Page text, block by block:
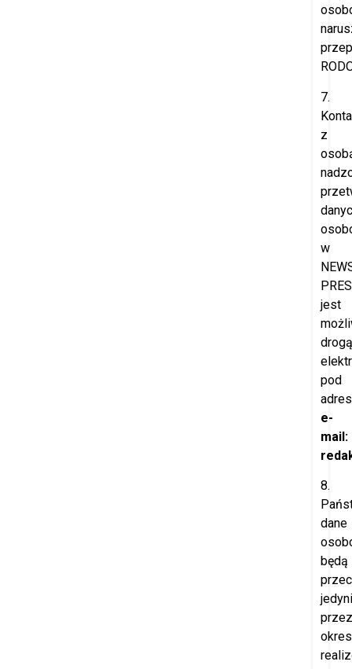
7.
z
w
jest
drogą
pod
e-
mail:
8.
dane
będą
przez
okres